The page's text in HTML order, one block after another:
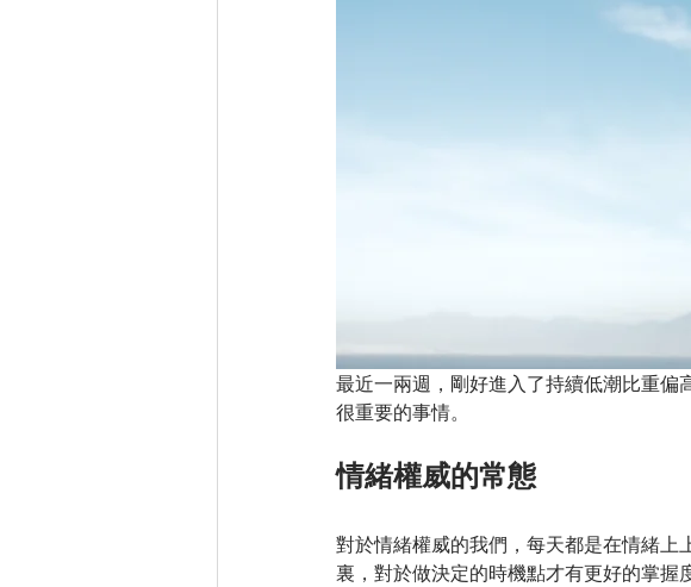
最近一兩週，剛好進入了持續低潮比重
很重要的事情。
情緒權威的常態
對於情緒權威的我們，每天都是在情緒
裏，對於做決定的時機點才有更好的掌握度